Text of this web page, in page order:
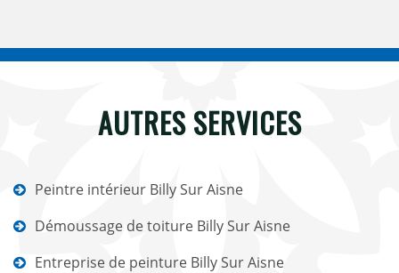
AUTRES SERVICES
Peintre intérieur Billy Sur Aisne
Démoussage de toiture Billy Sur Aisne
Entreprise de peinture Billy Sur Aisne